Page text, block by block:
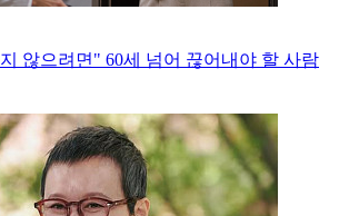
않으려면" 60세 넘어 끊어내야 할 사람